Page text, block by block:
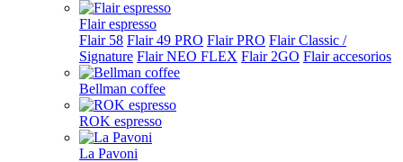
Flair espresso
Flair 58 Flair 49 PRO Flair PRO Flair Classic /
Signature Flair NEO FLEX Flair 2GO Flair accesorios
Bellman coffee
ROK espresso
La Pavoni